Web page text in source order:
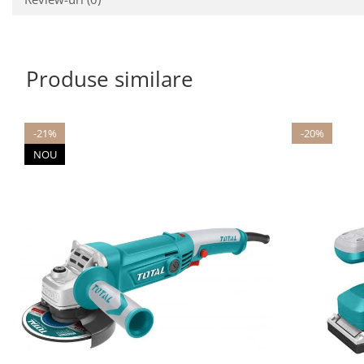
Produse similare
-21%
NOU
-20%